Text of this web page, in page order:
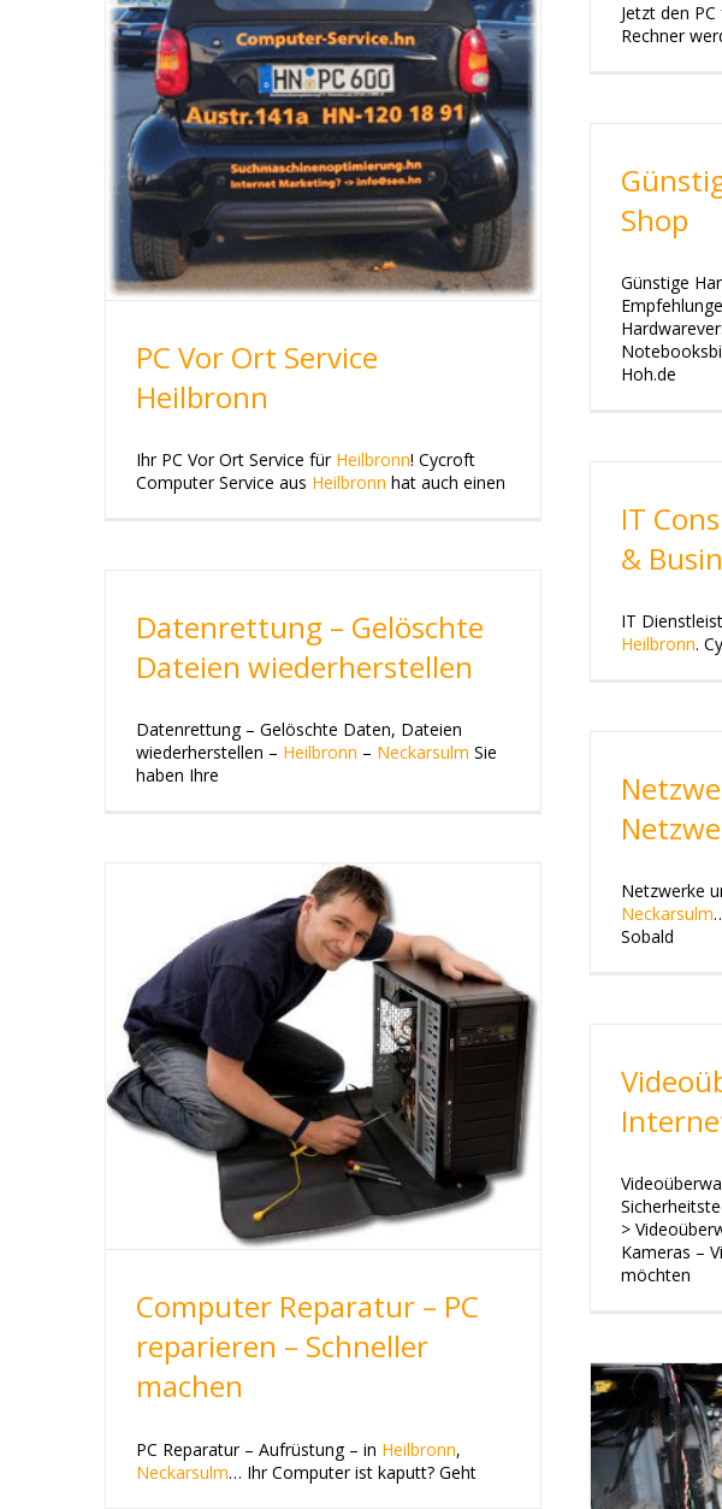
PC Vor Ort Service
Heilbronn
Ihr PC Vor Ort Service für Heilbronn! Cycroft
Computer Service aus Heilbronn hat auch einen
Jetzt den
Rechner
Shop
Günstige
Hoh.de
IT
&
IT
Heilbronn.
Datenrettung – Gelöschte
Dateien wiederherstellen
Datenrettung – Gelöschte Daten, Dateien
wiederherstellen – Heilbronn – Neckarsulm Sie
haben Ihre
Netzwerke
Neckarsulm
Sobald
Computer Reparatur – PC
reparieren – Schneller
machen
PC Reparatur – Aufrüstung – in Heilbronn,
Neckarsulm… Ihr Computer ist kaputt? Geht
>
Kameras –
möchten